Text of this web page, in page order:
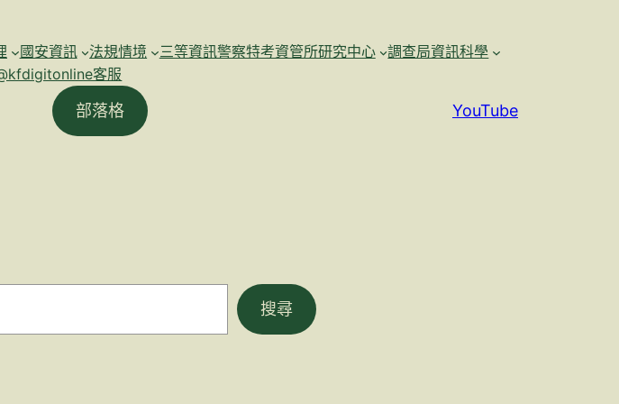
國安資訊 法規情境 三等資訊警察特考資管所研究中心
調查局資訊科學
客服
部落格 YouTube
搜尋